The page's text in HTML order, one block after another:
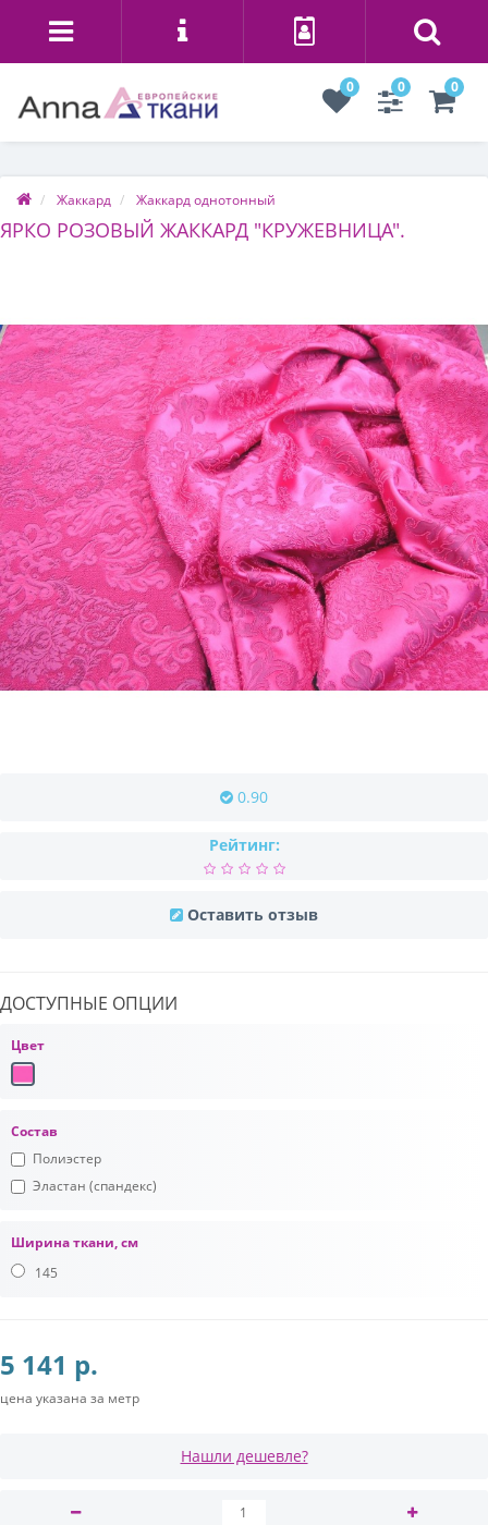
0 0 0
Жаккард Жаккард однотонный
ЯРКО РОЗОВЫЙ ЖАККАРД "КРУЖЕВНИЦА".
0.90
Рейтинг:
Оставить отзыв
ДОСТУПНЫЕ ОПЦИИ
Цвет
Состав
Полиэстер
Эластан (спандекс)
Ширина ткани, см
145
5 141 р.
цена указана за метр
Нашли дешевле?